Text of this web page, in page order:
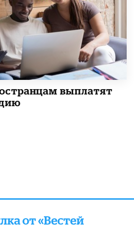
выплатят
от «Вестей